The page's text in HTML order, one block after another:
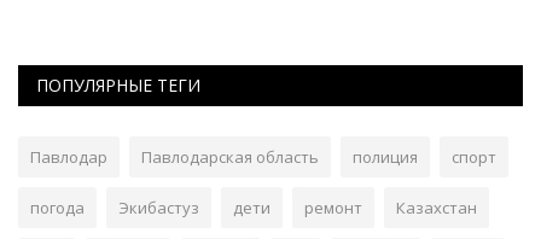
ПОПУЛЯРНЫЕ ТЕГИ
Павлодар Павлодарская область полиция спорт
погода Экибастуз дети ремонт Казахстан